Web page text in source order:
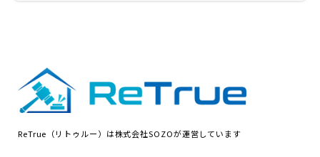
ReTrue（リトゥルー）は株式会社SOZOが運営しています